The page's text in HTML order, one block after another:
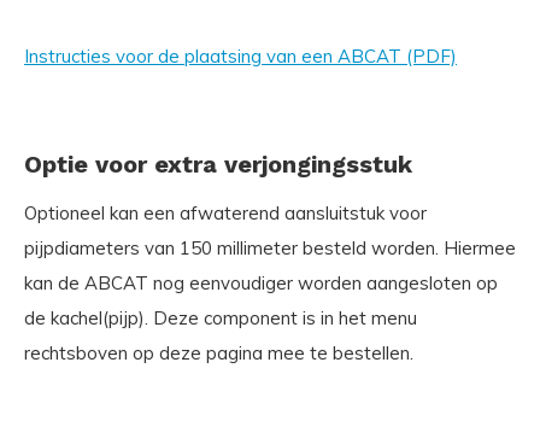
Instructies voor de plaatsing van een ABCAT (PDF)
Optie voor extra verjongingsstuk
Optioneel kan een afwaterend aansluitstuk voor
pijpdiameters van 150 millimeter besteld worden. Hiermee
kan de ABCAT nog eenvoudiger worden aangesloten op
de kachel(pijp). Deze component is in het menu
rechtsboven op deze pagina mee te bestellen.